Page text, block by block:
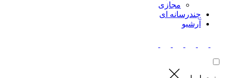
مجازی
چندرسانه ای
آرشیو